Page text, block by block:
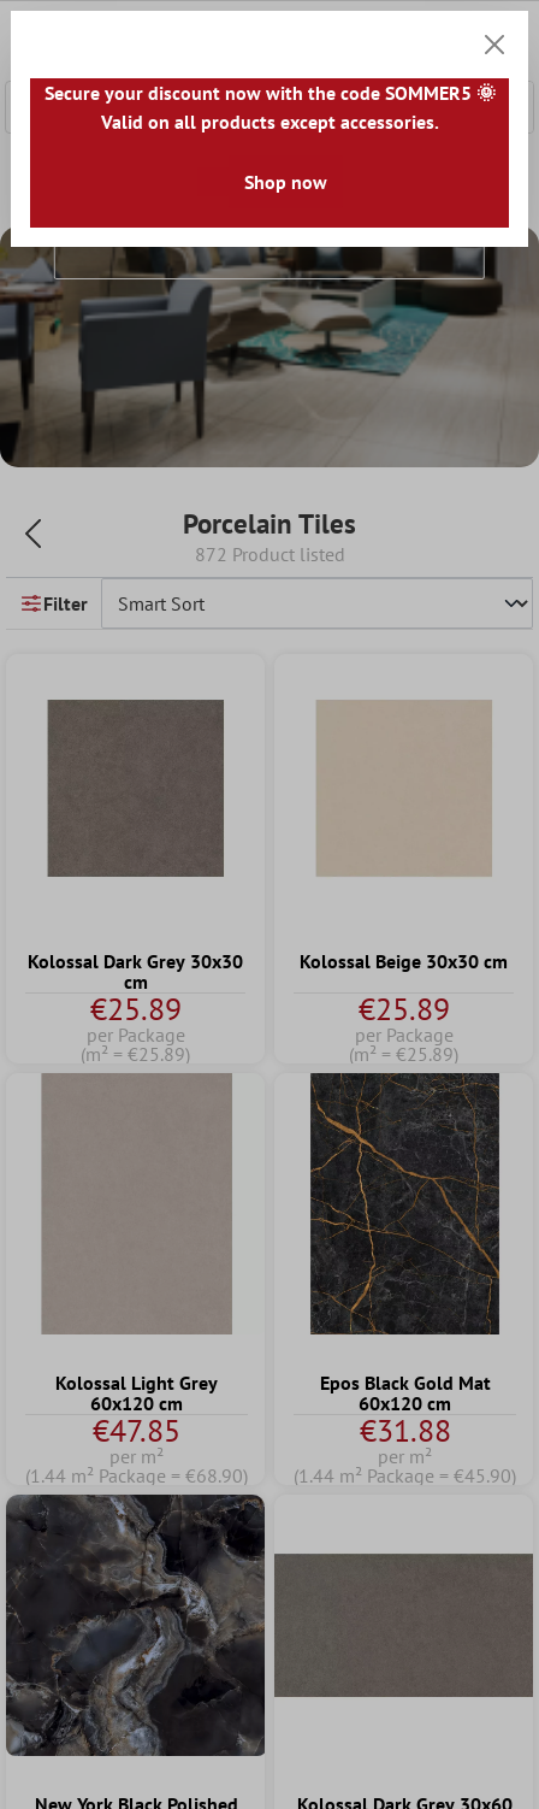
Look Porcelain Tiles
Porcelain Tiles
Porcelain Tiles
872 Product listed
Filter
Kolossal Dark Grey 30x30
cm
€25.89
per Package
(m² = €25.89)
Kolossal Beige 30x30 cm
€25.89
per Package
(m² = €25.89)
Kolossal Light Grey
60x120 cm
€47.85
per m²
(1.44 m² Package = €68.90)
Epos Black Gold Mat
60x120 cm
€31.88
per m²
(1.44 m² Package = €45.90)
New York Black Polished
Kolossal Dark Grey 30x60
Secure your discount now with the code SOMMER5 🌞
Valid on all products except accessories.
Shop now